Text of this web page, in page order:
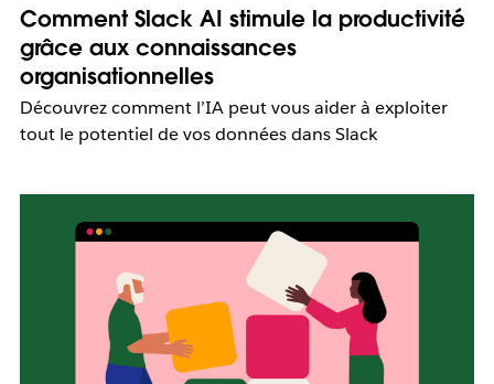
Comment Slack AI stimule la productivité
grâce aux connaissances
organisationnelles
Découvrez comment l’IA peut vous aider à exploiter
tout le potentiel de vos données dans Slack